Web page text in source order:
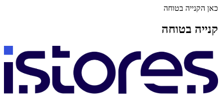
כאן הקנייה בטוחה
קנייה בטוחה